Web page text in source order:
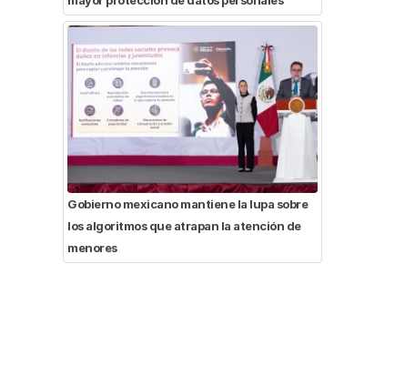
Gobierno mexicano mantiene la lupa sobre
los algoritmos que atrapan la atención de
menores